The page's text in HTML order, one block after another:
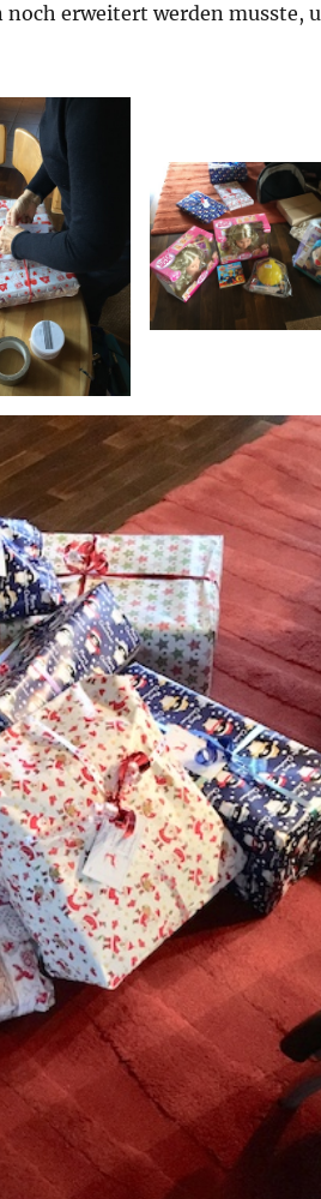
noch erweitert werden musste,